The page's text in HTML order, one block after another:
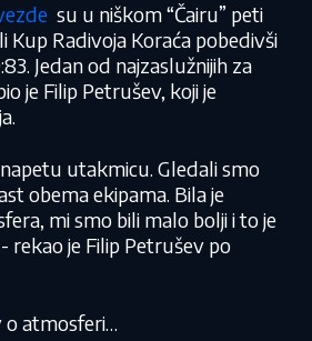
su u niškom “Čairu” peti
Kup Radivoja Koraća pobedivši
Jedan od najzaslužnijih za
je Filip Petrušev, koji je
utakmicu. Gledali smo
obema ekipama. Bila je
mi smo bili malo bolji i to je
rekao je Filip Petrušev po
o atmosferi…